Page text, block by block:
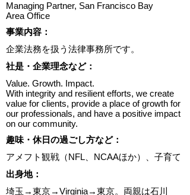
Managing Partner, San Francisco Bay
Area Office
​事業内容：
企業法務を扱う法律事務所です。
​社是・企業理念など：
Value. Growth. Impact.
With integrity and resilient efforts, we create
value for clients, provide a place of growth for
our professionals, and have a positive impact
on our community.
趣味・休日の過ごし方など：
アメフト観戦（NFL、NCAAほか）、子育て
出身地：
埼玉→東京→Virginia→東京。両親は石川